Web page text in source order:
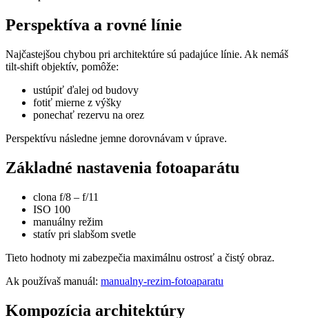
Perspektíva a rovné línie
Najčastejšou chybou pri architektúre sú padajúce línie. Ak nemáš
tilt-shift objektív, pomôže:
ustúpiť ďalej od budovy
fotiť mierne z výšky
ponechať rezervu na orez
Perspektívu následne jemne dorovnávam v úprave.
Základné nastavenia fotoaparátu
clona f/8 – f/11
ISO 100
manuálny režim
statív pri slabšom svetle
Tieto hodnoty mi zabezpečia maximálnu ostrosť a čistý obraz.
Ak používaš manuál: manualny-rezim-fotoaparatu
Kompozícia architektúry